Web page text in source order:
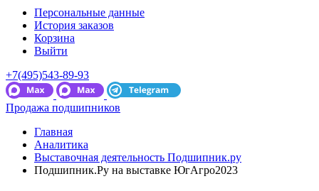
Персональные данные
История заказов
Корзина
Выйти
+7(495)543-89-93
Продажа подшипников
Главная
Аналитика
Выставочная деятельность Подшипник.ру
Подшипник.Ру на выставке ЮгАгро2023